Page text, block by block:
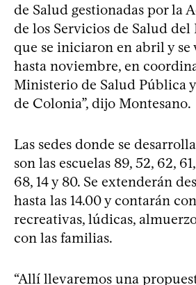
de Salud gestionadas por la
de los Servicios de Salud del
que se iniciaron en abril y se
hasta noviembre, en
Ministerio de Salud Pública
de Colonia”, dijo Montesano.
Las sedes donde se
son las escuelas 89, 52, 62,
68, 14 y 80. Se extenderán
hasta las 14.00 y contarán
recreativas, lúdicas,
con las familias.
“Allí llevaremos una